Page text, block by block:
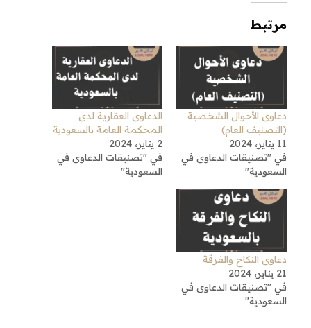
مرتبط
دعاوى الأحوال الشخصية
(التصنيف العام)
11 يناير، 2024
في "تصنيقات الدعاوى في
السعودية"
الدعاوى العقارية لدى
المحكمة العامة بالسعودية
2 يناير، 2024
في "تصنيقات الدعاوى في
السعودية"
دعاوى النكاح والفرقة
21 يناير، 2024
في "تصنيقات الدعاوى في
السعودية"